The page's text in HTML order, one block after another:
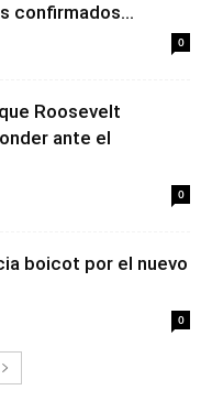
confirmados...
0
Roosevelt
ante el
0
boicot por el nuevo
0